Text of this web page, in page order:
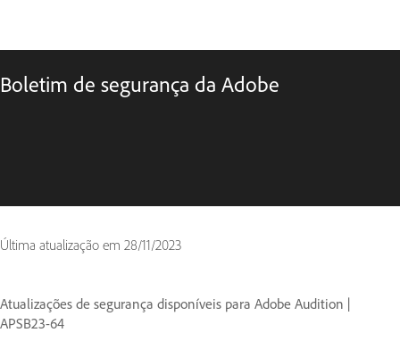
Boletim de segurança da Adobe
Última atualização em 28/11/2023
Atualizações de segurança disponíveis para Adobe Audition |
APSB23-64